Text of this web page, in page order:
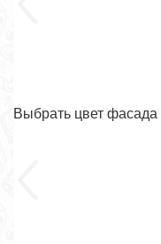
Выбрать цвет фасада